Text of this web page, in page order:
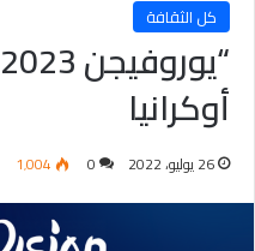
كل الثقافة
أوكرانيا
26 يوليو، 2022 0 1٬004